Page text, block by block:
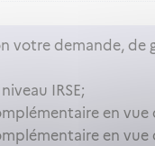
votre demande,
IRSE;
en vue
en vue